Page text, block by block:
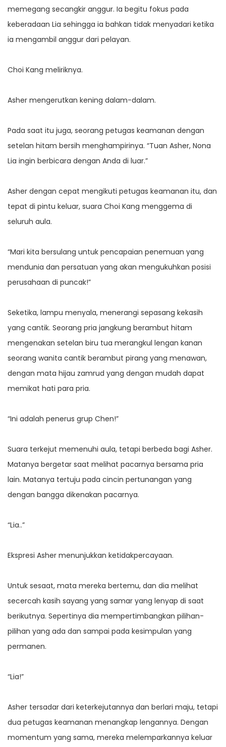
memegang secangkir anggur. Ia begitu fokus pada
keberadaan Lia sehingga ia bahkan tidak menyadari ketika
ia mengambil anggur dari pelayan.
Choi Kang meliriknya.
Asher mengerutkan kening dalam-dalam.
Pada saat itu juga, seorang petugas keamanan dengan
setelan hitam bersih menghampirinya. “Tuan Asher, Nona
Lia ingin berbicara dengan Anda di luar.”
Asher dengan cepat mengikuti petugas keamanan itu, dan
tepat di pintu keluar, suara Choi Kang menggema di
seluruh aula.
“Mari kita bersulang untuk pencapaian penemuan yang
mendunia dan persatuan yang akan mengukuhkan posisi
perusahaan di puncak!”
Seketika, lampu menyala, menerangi sepasang kekasih
yang cantik. Seorang pria jangkung berambut hitam
mengenakan setelan biru tua merangkul lengan kanan
seorang wanita cantik berambut pirang yang menawan,
dengan mata hijau zamrud yang dengan mudah dapat
memikat hati para pria.
“Ini adalah penerus grup Chen!”
Suara terkejut memenuhi aula, tetapi berbeda bagi Asher.
Matanya bergetar saat melihat pacarnya bersama pria
lain. Matanya tertuju pada cincin pertunangan yang
dengan bangga dikenakan pacarnya.
“Lia..”
Ekspresi Asher menunjukkan ketidakpercayaan.
Untuk sesaat, mata mereka bertemu, dan dia melihat
secercah kasih sayang yang samar yang lenyap di saat
berikutnya. Sepertinya dia mempertimbangkan pilihan-
pilihan yang ada dan sampai pada kesimpulan yang
permanen.
“Lia!”
Asher tersadar dari keterkejutannya dan berlari maju, tetapi
dua petugas keamanan menangkap lengannya. Dengan
momentum yang sama, mereka melemparkannya keluar